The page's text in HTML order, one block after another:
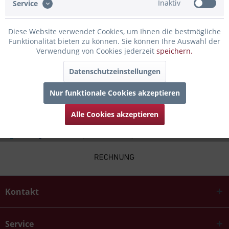
Bewertungen lesen, schreiben und diskutieren...
mehr
Infos zum Hersteller
Folgende Infos zum Hersteller sind verfübar......mehr
Kontakt
Service
Service Inaktiv
Diese Website verwendet Cookies, um Ihnen die bestmögliche
Funktionalität bieten zu können. Sie können Ihre Auswahl der
Verwendung von Cookies jederzeit speichern.
Datenschutzeinstellungen
Nur funktionale Cookies akzeptieren
Alle Cookies akzeptieren